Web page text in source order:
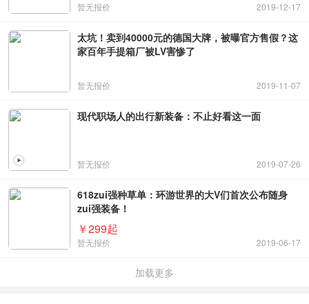
暂无报价 2019-12-17
太坑！卖到40000元的德国大牌，被曝官方售假？这
家百年手提箱厂被LV害惨了
暂无报价 2019-11-07
现代职场人的出行新装备：不止好看这一面
暂无报价 2019-07-26
618zui强种草单：环游世界的大V们首次公布随身
zui强装备！
￥299起
暂无报价 2019-06-17
加载更多